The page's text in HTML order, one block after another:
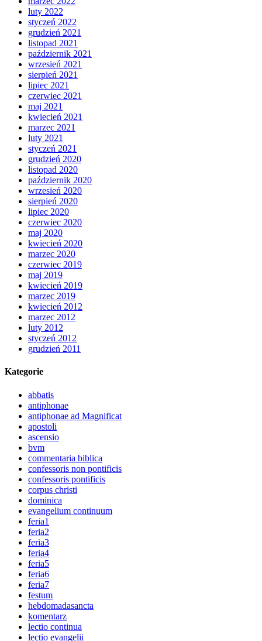
luty 2022
styczeń 2022
grudzień 2021
listopad 2021
październik 2021
wrzesień 2021
sierpień 2021
lipiec 2021
czerwiec 2021
maj 2021
kwiecień 2021
marzec 2021
luty 2021
styczeń 2021
grudzień 2020
listopad 2020
październik 2020
wrzesień 2020
sierpień 2020
lipiec 2020
czerwiec 2020
maj 2020
kwiecień 2020
marzec 2020
czerwiec 2019
maj 2019
kwiecień 2019
marzec 2019
kwiecień 2012
marzec 2012
luty 2012
styczeń 2012
grudzień 2011
Kategorie
abbatis
antiphonae
antiphonae ad Magnificat
apostoli
ascensio
bvm
commentaria biblica
confessoris non pontificis
confessoris pontificis
corpus christi
dominica
evangelium continuum
feria1
feria2
feria3
feria4
feria5
feria6
feria7
festum
hebdomadasancta
komentarz
lectio continua
lectio evangelii